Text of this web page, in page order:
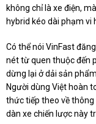
không chỉ là xe điện,
hybrid kéo dài phạm vi
Có thể nói VinFast
nét từ quen thuộc đến
dừng lại ở dải sản
Người dùng Việt hoàn
thức tiếp theo về
dàn xe chiến lược này